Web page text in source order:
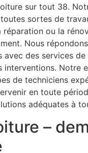
sur tout 38.
sortes de
réparation ou la
Nous
avec des services de
interventions. Notre
de techniciens
en toute
adéquates à
–